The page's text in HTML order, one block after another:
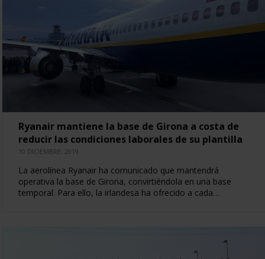
Ryanair mantiene la base de Girona a costa de
reducir las condiciones laborales de su plantilla
10 DICIEMBRE, 2019
La aerolínea Ryanair ha comunicado que mantendrá
operativa la base de Girona, convirtiéndola en una base
temporal. Para ello, la irlandesa ha ofrecido a cada…